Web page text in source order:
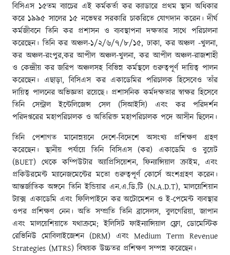
বিসিএস ১৫তম ব্যাচের এই কর্মকর্তা কর ক্যাডারে প্রথম স্থান অধিকার
করে ১৯৯৫ সালের ১৫ নভেম্বর সরকারি চাকরিতে যোগদান করেন। দীর্ঘ
কর্মজীবনে তিনি কর প্রশাসন ও ব্যবস্থাপনা দক্ষতার সাথে পরিচালনা
করেছেন। তিনি কর অঞ্চল-১/২/৬/৭/৮/১৫, ঢাকা, কর অঞ্চল -খুলনা,
কর অঞ্চল-রংপুর,কর আপীল অঞ্চল-খুলনা, কর আপীল অঞ্চল-রাজশাহী
ও কেন্দ্রীয় কর জরিপ অঞ্চলসহ বিভিন্ন কর্মস্থলে গুরুত্বপূর্ণ দায়িত্ব পালন
করেছেন। এছাড়া, বিসিএস কর একাডেমির পরিচালক হিসেবেও তাঁর
দায়িত্ব পালনের অভিজ্ঞতা রয়েছে। প্রশাসনিক কর্মদক্ষতার স্বাক্ষর হিসেবে
তিনি সেন্ট্রাল ইন্টেলিজেন্স সেল (সিআইসি) এবং কর পরিদর্শন
পরিদপ্তরের মহাপরিচালক ও অতিরিক্ত মহাপরিচালক পদে আসীন ছিলেন।
তিনি পেশাগত মানোন্নয়নে দেশে-বিদেশে অসংখ্য প্রশিক্ষণ গ্রহণ
করেছেন। স্থানীয় পর্যায়ে তিনি বিসিএস (কর) একাডেমি ও বুয়েট
(BUET) থেকে কম্পিউটার অ্যাপ্রিসিয়েশন, ফিন্যান্সিয়াল ক্রাইম, এবং
প্রকিউরমেন্ট ম্যানেজমেন্টের মতো গুরুত্বপূর্ণ কোর্সে অংশগ্রহণ করেন।
আন্তর্জাতিক অঙ্গনে তিনি ইন্ডিয়ার এন.এ.ডি.টি (N.A.D.T), মালয়েশিয়ান
ট্যাক্স একাডেমি এবং ফিলিপাইনে কর অটোমেশন ও ই-পেমেন্ট ব্যবস্থার
ওপর প্রশিক্ষণ নেন। অতি সম্প্রতি তিনি ব্রাসেলস, বুলগেরিয়া, জাপান
এবং মালয়েশিয়াতে যথাক্রমে; ইলিসিট ফাইন্যান্সিয়াল ফ্লো, ডোমেস্টিক
রেভিনিউ মোবিলাইজেশন (DRM) এবং Medium Term Revenue
Strategies (MTRS) বিষয়ক উচ্চতর প্রশিক্ষণ সম্পন্ন করেছেন।